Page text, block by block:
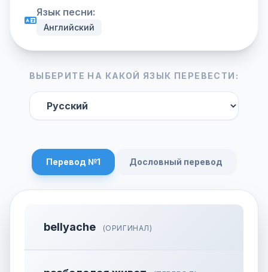
Язык песни:
Английский
ВЫБЕРИТЕ НА КАКОЙ ЯЗЫК ПЕРЕВЕСТИ:
Перевод №1 Дословный перевод
bellyache (ОРИГИНАЛ)